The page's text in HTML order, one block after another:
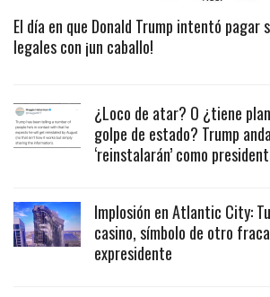
El día en que Donald Trump intentó pagar
legales con ¡un caballo!
¿Loco de atar? O ¿tiene
golpe de estado? Trump
‘reinstalarán’ como
Implosión en Atlantic City:
casino, símbolo de otro
expresidente